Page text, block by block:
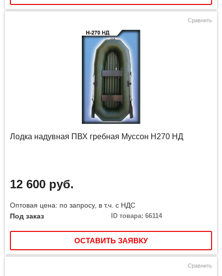
Сравнить
Лодка надувная ПВХ гребная Муссон H270 НД
12 600 руб.
Оптовая цена: по запросу, в т.ч. с НДС
Под заказ
ID товара: 66114
ОСТАВИТЬ ЗАЯВКУ
Сравнить